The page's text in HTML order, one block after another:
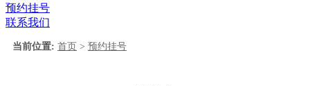
预约挂号
联系我们
当前位置: 首页 > 预约挂号